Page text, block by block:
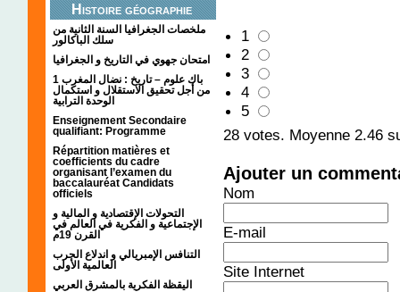
Histoire géographie
ملخصات الجغرافيا السنة الثانية من
سلك الباكالور
امتحان جهوي في التاريخ و الجغرافيا
1 باك علوم – تاريخ : نضال المغرب
من أجل تحقيق الاستقلال و استكمال
الوحدة الترابية
Enseignement Secondaire
qualifiant: Programme
Répartition matières et
coefficients du cadre
organisant l’examen du
baccalauréat Candidats
officiels
التحولات الإقتصادية و المالية و
الإجتماعية و الفكرية في العالم في
القرن 19م
التنافس الإمبريالي و اندلاع الحرب
العالمية الأولى
اليقظة الفكرية بالمشرق العربي
1
2
3
4
5
28 votes. Moyenne 2.46
Ajouter un
Nom
E-mail
Site Internet